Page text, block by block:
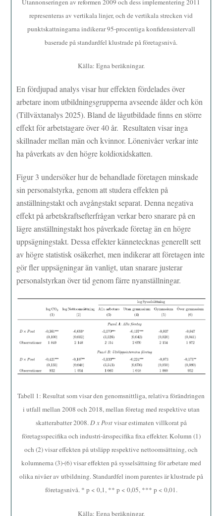
Utannonseringen av reformen 2009 och dess implementering 2011
representeras av vertikala linjer, och de vertikala strecken vid
punktskattningarna indikerar 95-procentiga konfidensintervall
baserade på standardfel klustrade på företagsnivå.
Källa: Egna beräkningar.
En fördjupad analys visar hur effekten fördelades över
arbetare inom utbildningsgrupperna avseende ålder och kön
(Tillväxtanalys 2025). Bland de lågutbildade finns en större
effekt för arbetstagare över 40 år. Resultaten visar inga
skillnader mellan män och kvinnor. Lönenivåer verkar inte
ha påverkats av den högre koldioxidskatten.
Figur 3 undersöker hur de behandlade företagen minskade
sin personalstyrka, genom att studera effekten på
anställningstakt och avgångstakt separat. Denna negativa
effekt på arbetskraftsefterfrågan verkar bero snarare på en
lägre anställningstakt hos påverkade företag än en högre
uppsägningstakt. Dessa effekter kännetecknas generellt sett
av högre statistisk osäkerhet, men indikerar att företagen inte
gör fler uppsägningar än vanligt, utan snarare justerar
personalstyrkan över tid genom färre nyanställningar.
Tabell 1: Resultat som visar den genomsnittliga, relativa förändringen
i utfall mellan 2008 och 2018, mellan företag med respektive utan
skatterabatter 2008.D x Postvisar estimaten villkorat på
företagsspecifika och industri-årsspecifika fixa effekter. Kolumn (1)
och (2) visar effekten på utsläpp respektive nettoomsättning, och
kolumnerna (3)-(6) visar effekten på sysselsättning för arbetare med
olika nivåer av utbildning. Standardfel inom parentes är klustrade på
företagsnivå. * p < 0,1, ** p < 0,05, *** p < 0,01.
Källa: Egna beräkningar.